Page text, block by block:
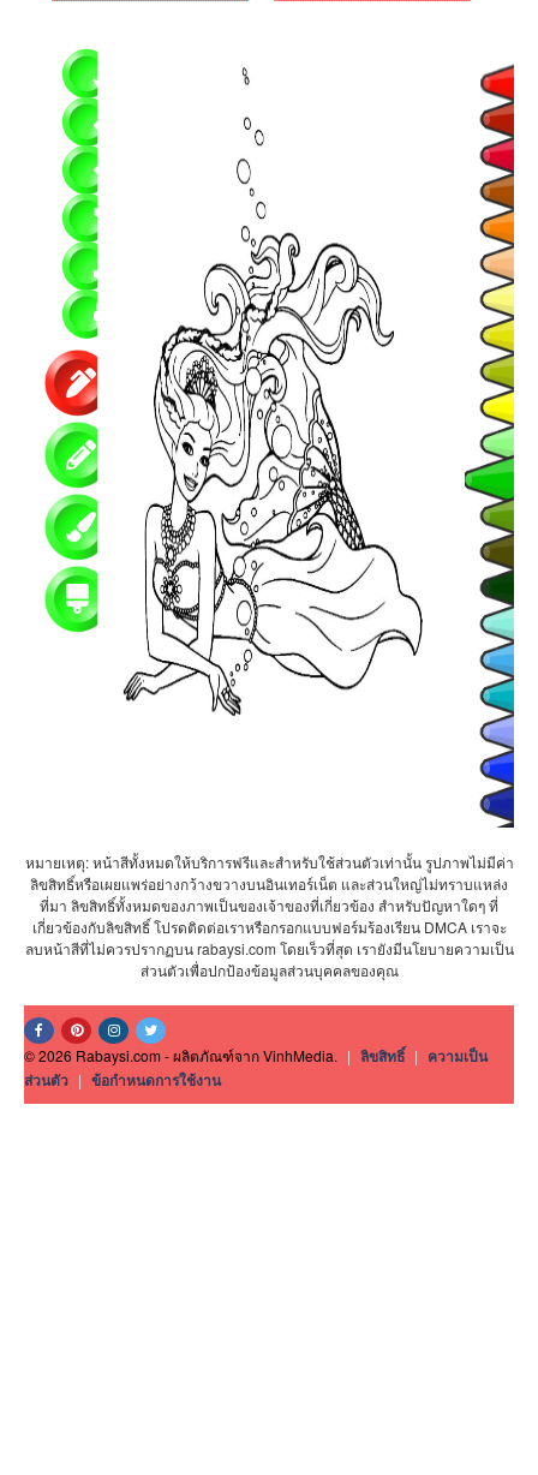
หมายเหตุ: หน้าสีทั้งหมดให้บริการฟรีและสำหรับใช้ส่วนตัวเท่านั้น รูปภาพไม่มีค่า
ลิขสิทธิ์หรือเผยแพร่อย่างกว้างขวางบนอินเทอร์เน็ต และส่วนใหญ่ไม่ทราบแหล่ง
ที่มา ลิขสิทธิ์ทั้งหมดของภาพเป็นของเจ้าของที่เกี่ยวข้อง สำหรับปัญหาใดๆ ที่
เกี่ยวข้องกับลิขสิทธิ์ โปรดติดต่อเราหรือกรอกแบบฟอร์มร้องเรียน DMCA เราจะ
ลบหน้าสีที่ไม่ควรปรากฏบน rabaysi.com โดยเร็วที่สุด เรายังมีนโยบายความเป็น
ส่วนตัวเพื่อปกป้องข้อมูลส่วนบุคคลของคุณ
© 2026 Rabaysi.com - ผลิตภัณฑ์จาก VinhMedia. | ลิขสิทธิ์ | ความเป็น
ส่วนตัว | ข้อกำหนดการใช้งาน